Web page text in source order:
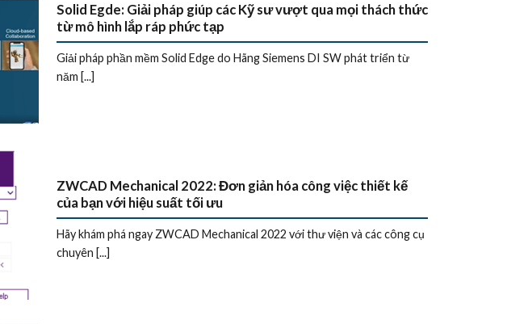
Solid Egde: Giải pháp giúp các Kỹ sư vượt qua mọi thách thức
từ mô hình lắp ráp phức tạp
Giải pháp phần mềm Solid Edge do Hãng Siemens DI SW phát triển từ
năm [...]
ZWCAD Mechanical 2022: Đơn giản hóa công việc thiết kế
của bạn với hiệu suất tối ưu
Hãy khám phá ngay ZWCAD Mechanical 2022 với thư viện và các công cụ
chuyên [...]